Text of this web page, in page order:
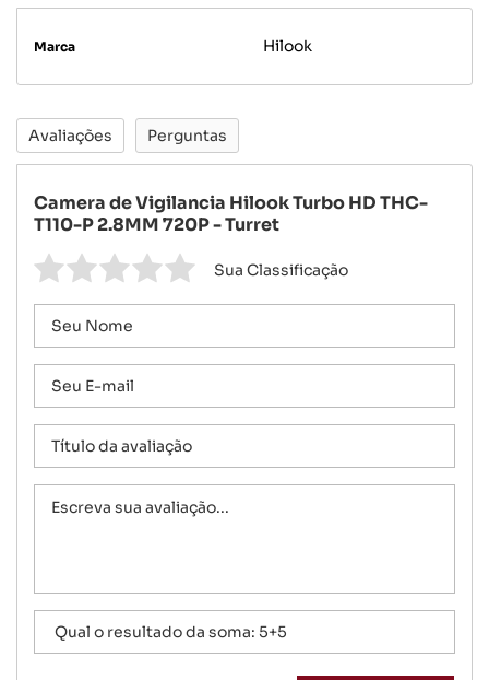
Marca Hilook
Avaliações Perguntas
Camera de Vigilancia Hilook Turbo HD THC-
T110-P 2.8MM 720P - Turret
Sua Classificação